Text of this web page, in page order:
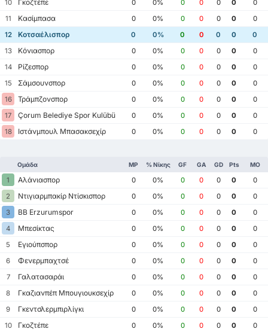
10
Γκοζτέπε 0 0% 0 0 0 0
0
11
Κασίμπασα 0 0% 0 0 0 0
0
12
Κοτσαέλισπορ 0 0% 0 0 0 0
0
13
Κόνιασπορ 0 0% 0 0 0 0
0
14
Ρίζεσπορ 0 0% 0 0 0 0
0
15
Σάμσουνσπορ 0 0% 0 0 0 0
0
16
Τράμπζονσπορ 0 0% 0 0 0 0
0
17
Çorum Belediye Spor Kulübü 0 0% 0 0 0 0
0
18
Ιστάνμπουλ Μπασακσεχίρ 0 0% 0 0 0 0 0
Ομάδα MP % Νίκης GF GA GD Pts ΜΟ
1 Αλάνιασπορ 0 0% 0 0 0 0
0
2
Ντιγιαρμπακίρ Ντίσκισπορ 0 0% 0 0 0 0
0
3
BB Erzurumspor 0 0% 0 0 0 0
0
4
Μπεσίκτας 0 0% 0 0 0 0
0
5
Εγιούπσπορ 0 0% 0 0 0 0
0
6
Φενερμπαχτσέ 0 0% 0 0 0 0
0
7
Γαλατασαράι 0 0% 0 0 0 0
0
8
Γκαζιανπέπ Μπουγιουκσεχίρ 0 0% 0 0 0 0
0
9
Γκεντσλερμπιρλίγκι 0 0% 0 0 0 0
0
10
Γκοζτέπε 0 0% 0 0 0 0
0